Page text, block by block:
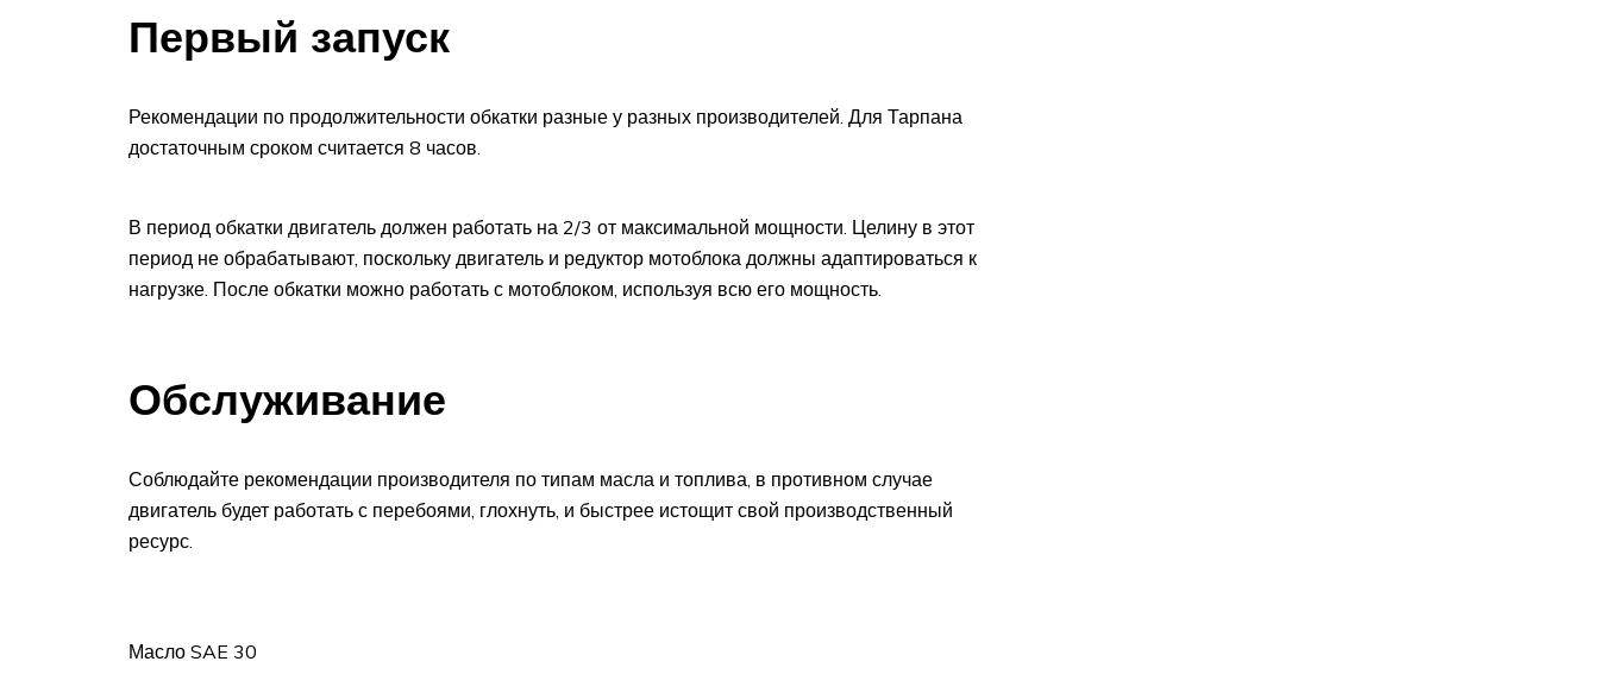
Первый запуск
Рекомендации по продолжительности обкатки разные у разных производителей. Для Тарпана
достаточным сроком считается 8 часов.
В период обкатки двигатель должен работать на 2/3 от максимальной мощности. Целину в этот
период не обрабатывают, поскольку двигатель и редуктор мотоблока должны адаптироваться к
нагрузке. После обкатки можно работать с мотоблоком, используя всю его мощность.
Обслуживание
Соблюдайте рекомендации производителя по типам масла и топлива, в противном случае
двигатель будет работать с перебоями, глохнуть, и быстрее истощит свой производственный
ресурс.
Масло SAE 30